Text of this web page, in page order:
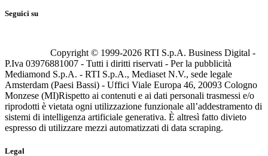
Seguici su
Copyright © 1999-2026 RTI S.p.A. Business Digital -
P.Iva 03976881007 - Tutti i diritti riservati - Per la pubblicità
Mediamond S.p.A. - RTI S.p.A., Mediaset N.V., sede legale
Amsterdam (Paesi Bassi) - Uffici Viale Europa 46, 20093 Cologno
Monzese (MI)Rispetto ai contenuti e ai dati personali trasmessi e/o
riprodotti è vietata ogni utilizzazione funzionale all’addestramento di
sistemi di intelligenza artificiale generativa. È altresì fatto divieto
espresso di utilizzare mezzi automatizzati di data scraping.
Legal